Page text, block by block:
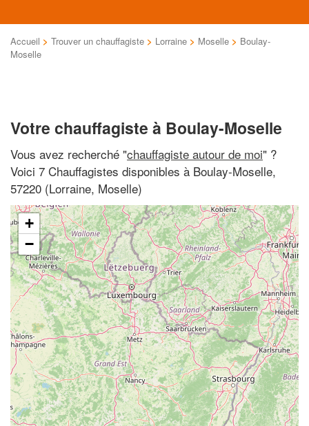
Accueil > Trouver un chauffagiste > Lorraine > Moselle > Boulay-
Moselle
Votre chauffagiste à Boulay-Moselle
Vous avez recherché "chauffagiste autour de moi" ?
Voici 7 Chauffagistes disponibles à Boulay-Moselle,
57220 (Lorraine, Moselle)
+
−